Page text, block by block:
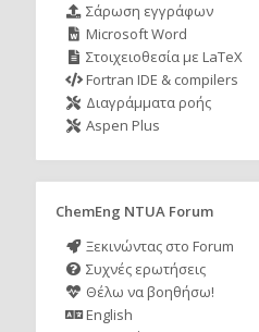
Σάρωση εγγράφων
Microsoft Word
Στοιχειοθεσία με LaTeX
Fortran IDE & compilers
Διαγράμματα ροής
Aspen Plus
ChemEng NTUA Forum
Ξεκινώντας στο Forum
Συχνές ερωτήσεις
Θέλω να βοηθήσω!
English